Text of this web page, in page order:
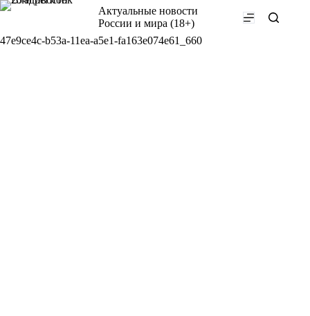
Перейти
Актуальные новости
России и мира (18+)
47e9ce4c-b53a-11ea-a5e1-fa163e074e61_660